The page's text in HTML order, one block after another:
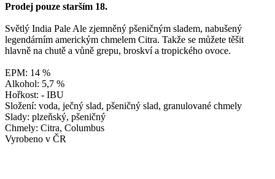
Prodej pouze starším 18.
Světlý India Pale Ale zjemněný pšeničným sladem, nabušený
legendárním americkým chmelem Citra. Takže se můžete těšit
hlavně na chutě a vůně grepu, broskví a tropického ovoce.
EPM: 14 %
Alkohol: 5,7 %
Hořkost: - IBU
Složení: voda, ječný slad, pšeničný slad, granulované chmely
Slady: plzeňský, pšeničný
Chmely: Citra, Columbus
Vyrobeno v ČR